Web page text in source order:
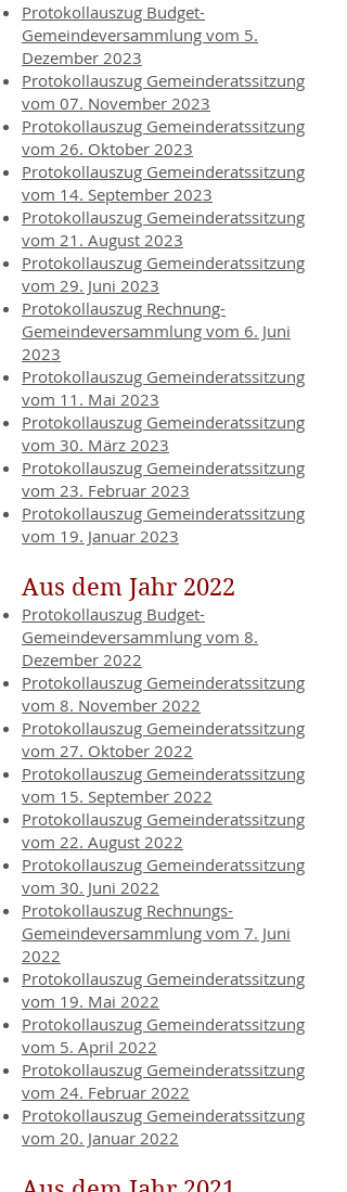
Protokollauszug Budget-
Gemeindeversammlung vom 5.
Dezember 2023
Protokollauszug Gemeinderatssitzung
vom 07. November 2023
Protokollauszug Gemeinderatssitzung
vom 26. Oktober 2023
Protokollauszug Gemeinderatssitzung
vom 14. September 2023
Protokollauszug Gemeinderatssitzung
vom 21. August 2023
Protokollauszug Gemeinderatssitzung
vom 29. Juni 2023
Protokollauszug Rechnung-
Gemeindeversammlung vom 6. Juni
2023
Protokollauszug Gemeinderatssitzung
vom 11. Mai 2023
Protokollauszug Gemeinderatssitzung
vom 30. März 2023
Protokollauszug Gemeinderatssitzung
vom 23. Februar 2023
Protokollauszug Gemeinderatssitzung
vom 19. Januar 2023
Aus dem Jahr 2022
Protokollauszug Budget-
Gemeindeversammlung vom 8.
Dezember 2022
Protokollauszug Gemeinderatssitzung
vom 8. November 2022
Protokollauszug Gemeinderatssitzung
vom 27. Oktober 2022
Protokollauszug Gemeinderatssitzung
vom 15. September 2022
Protokollauszug Gemeinderatssitzung
vom 22. August 2022
Protokollauszug Gemeinderatssitzung
vom 30. Juni 2022
Protokollauszug Rechnungs-
Gemeindeversammlung vom 7. Juni
2022
Protokollauszug Gemeinderatssitzung
vom 19. Mai 2022
Protokollauszug Gemeinderatssitzung
vom 5. April 2022
Protokollauszug Gemeinderatssitzung
vom 24. Februar 2022
Protokollauszug Gemeinderatssitzung
vom 20. Januar 2022